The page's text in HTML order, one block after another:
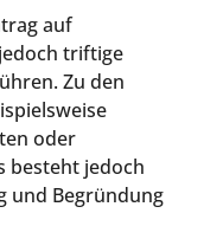
auf
triftige
Zu den
oder
besteht jedoch
und Begründung